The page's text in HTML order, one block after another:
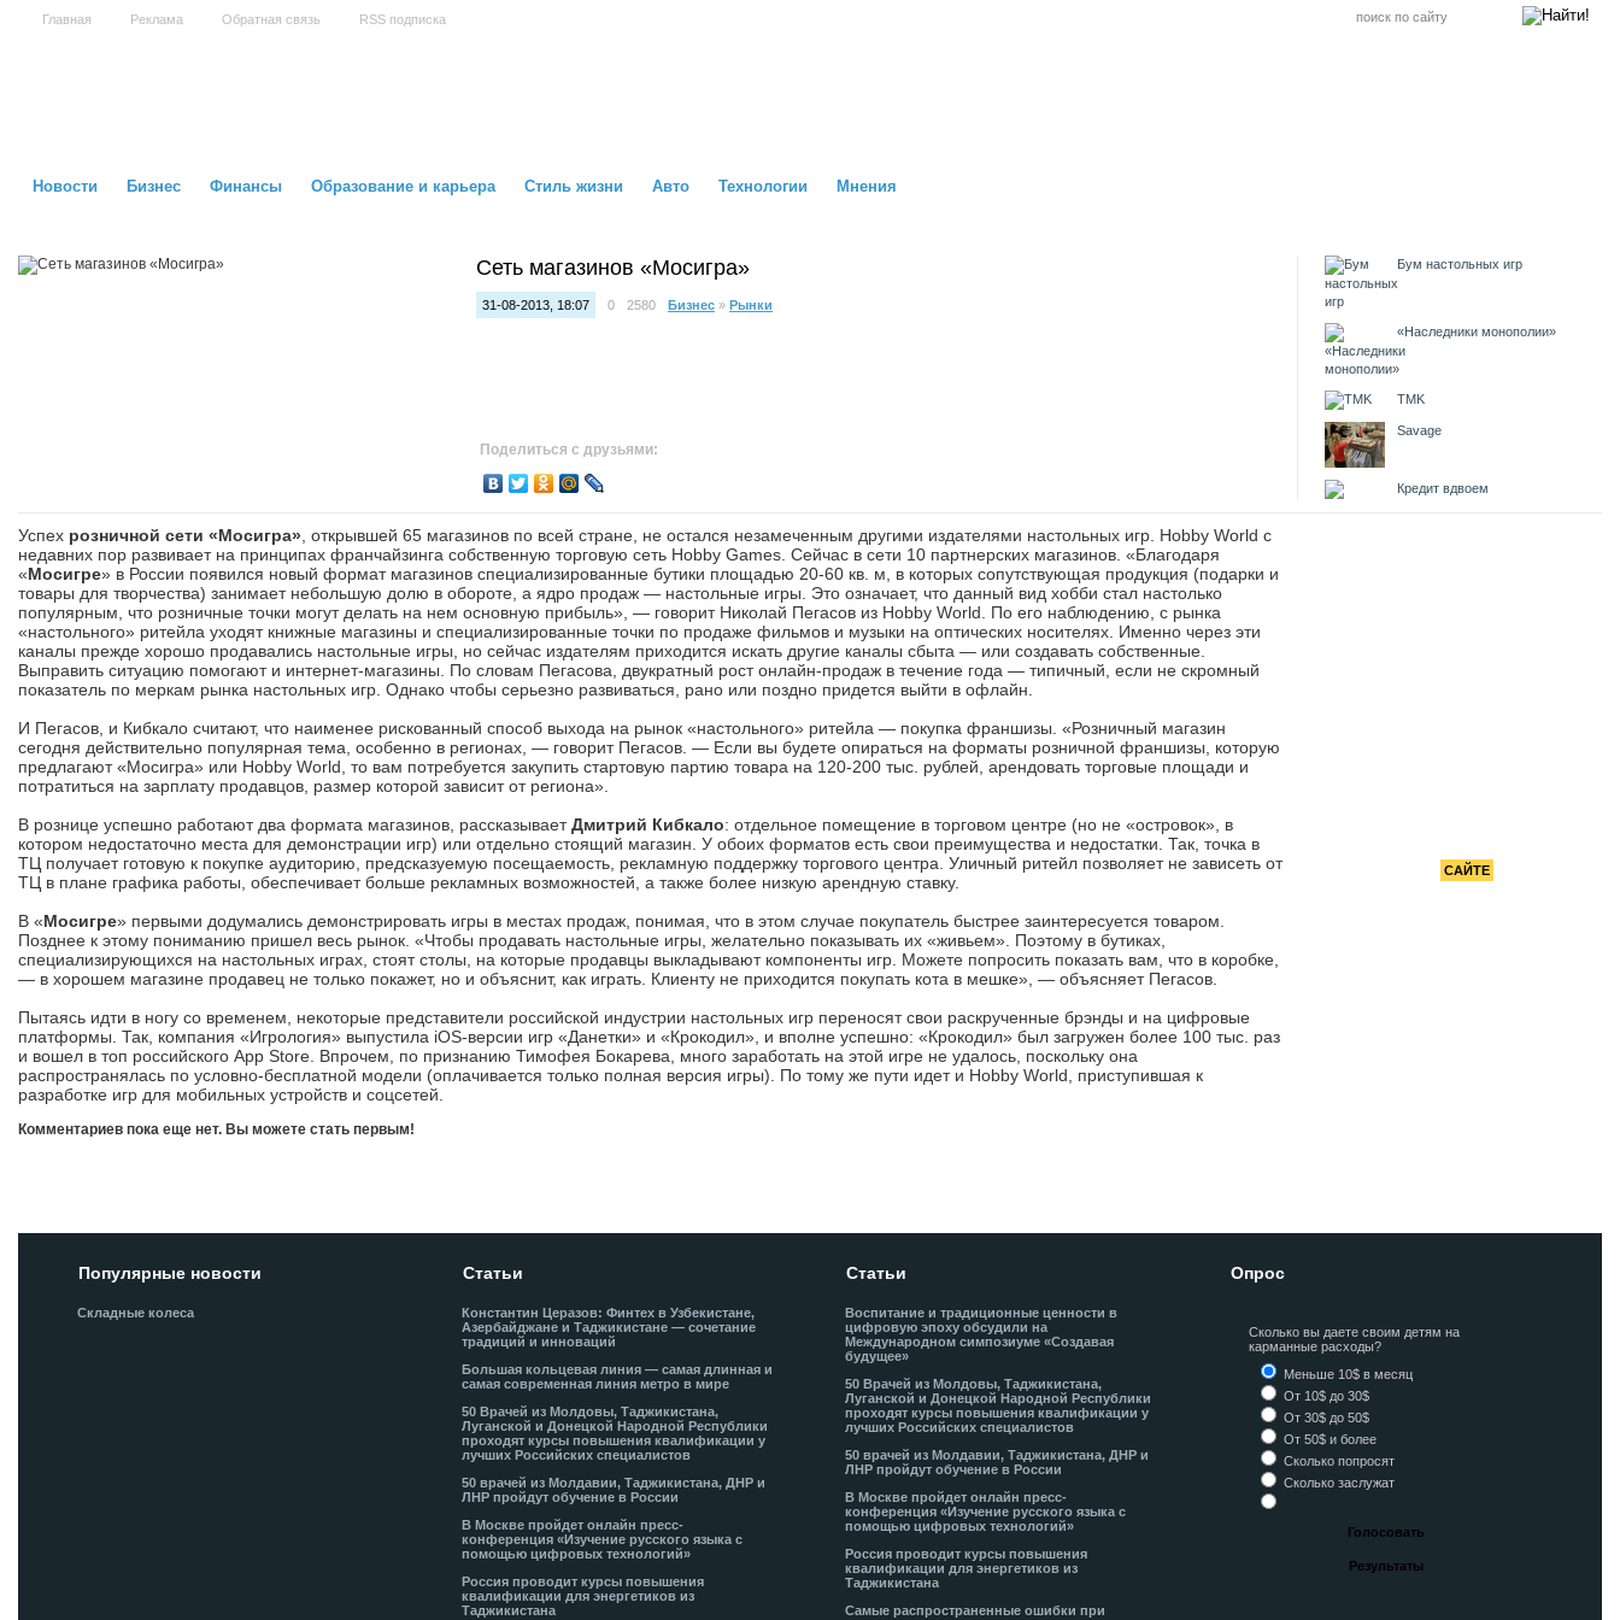
Главная Реклама Обратная связь RSS подписка
Новости Бизнес Финансы Образование и карьера Стиль жизни Авто Технологии Мнения
Сеть магазинов «Мосигра»
31-08-2013, 18:07 0 2580 Бизнес » Рынки
Поделиться с друзьями:
Бум настольных игр
«Наследники монополии»
TMK
Savage
Кредит вдвоем
Успех розничной сети «Мосигра» , открывшей 65 магазинов по всей стране, не остался незамеченным другими издателями настольных игр. Hobby World с
недавних пор развивает на принципах франчайзинга собственную торговую сеть Hobby Games. Сейчас в сети 10 партнерских магазинов. «Благодаря
«Мосигре» в России появился новый формат магазинов специализированные бутики площадью 20-60 кв. м, в которых сопутствующая продукция (подарки и
товары для творчества) занимает небольшую долю в обороте, а ядро продаж — настольные игры. Это означает, что данный вид хобби стал настолько
популярным, что розничные точки могут делать на нем основную прибыль», — говорит Николай Пегасов из Hobby World. По его наблюдению, с рынка
«настольного» ритейла уходят книжные магазины и специализированные точки по продаже фильмов и музыки на оптических носителях. Именно через эти
каналы прежде хорошо продавались настольные игры, но сейчас издателям приходится искать другие каналы сбыта — или создавать собственные.
Выправить ситуацию помогают и интернет-магазины. По словам Пегасова, двукратный рост онлайн-продаж в течение года — типичный, если не скромный
показатель по меркам рынка настольных игр. Однако чтобы серьезно развиваться, рано или поздно придется выйти в офлайн.
И Пегасов, и Кибкало считают, что наименее рискованный способ выхода на рынок «настольного» ритейла — покупка франшизы. «Розничный магазин
сегодня действительно популярная тема, особенно в регионах, — говорит Пегасов. — Если вы будете опираться на форматы розничной франшизы, которую
предлагают «Мосигра» или Hobby World, то вам потребуется закупить стартовую партию товара на 120-200 тыс. рублей, арендовать торговые площади и
потратиться на зарплату продавцов, размер которой зависит от региона».
В рознице успешно работают два формата магазинов, рассказываетДмитрий Кибкало: отдельное помещение в торговом центре (но не «островок», в
котором недостаточно места для демонстрации игр) или отдельно стоящий магазин. У обоих форматов есть свои преимущества и недостатки. Так, точка в
ТЦ получает готовую к покупке аудиторию, предсказуемую посещаемость, рекламную поддержку торгового центра. Уличный ритейл позволяет не зависеть от
ТЦ в плане графика работы, обеспечивает больше рекламных возможностей, а также более низкую арендную ставку.
В «Мосигре» первыми додумались демонстрировать игры в местах продаж, понимая, что в этом случае покупатель быстрее заинтересуется товаром.
Позднее к этому пониманию пришел весь рынок. «Чтобы продавать настольные игры, желательно показывать их «живьем». Поэтому в бутиках,
специализирующихся на настольных играх, стоят столы, на которые продавцы выкладывают компоненты игр. Можете попросить показать вам, что в коробке,
— в хорошем магазине продавец не только покажет, но и объяснит, как играть. Клиенту не приходится покупать кота в мешке», — объясняет Пегасов.
Пытаясь идти в ногу со временем, некоторые представители российской индустрии настольных игр переносят свои раскрученные брэнды и на цифровые
платформы. Так, компания «Игрология» выпустила iOS-версии игр «Данетки» и «Крокодил», и вполне успешно: «Крокодил» был загружен более 100 тыс. раз
и вошел в топ российского Арр Store. Впрочем, по признанию Тимофея Бокарева, много заработать на этой игре не удалось, поскольку она
распространялась по условно-бесплатной модели (оплачивается только полная версия игры). По тому же пути идет и Hobby World, приступившая к
разработке игр для мобильных устройств и соцсетей.
Комментариев пока еще нет. Вы можете стать первым!
САЙТЕ
Популярные новости
Складные колеса
Статьи
Константин Церазов: Финтех в Узбекистане,
Азербайджане и Таджикистане — сочетание
традиций и инноваций
Большая кольцевая линия — самая длинная и
самая современная линия метро в мире
50 Врачей из Молдовы, Таджикистана,
Луганской и Донецкой Народной Республики
проходят курсы повышения квалификации у
лучших Российских специалистов
50 врачей из Молдавии, Таджикистана, ДНР и
ЛНР пройдут обучение в России
В Москве пройдет онлайн пресс-
конференция «Изучение русского языка с
помощью цифровых технологий»
Россия проводит курсы повышения
квалификации для энергетиков из
Таджикистана
Статьи
Воспитание и традиционные ценности в
цифровую эпоху обсудили на
Международном симпозиуме «Создавая
будущее»
50 Врачей из Молдовы, Таджикистана,
Луганской и Донецкой Народной Республики
проходят курсы повышения квалификации у
лучших Российских специалистов
50 врачей из Молдавии, Таджикистана, ДНР и
ЛНР пройдут обучение в России
В Москве пройдет онлайн пресс-
конференция «Изучение русского языка с
помощью цифровых технологий»
Россия проводит курсы повышения
квалификации для энергетиков из
Таджикистана
Самые распространенные ошибки при
Опрос
Сколько вы даете своим детям на
карманные расходы?
Меньше 10$ в месяц
От 10$ до 30$
От 30$ до 50$
От 50$ и более
Сколько попросят
Сколько заслужат